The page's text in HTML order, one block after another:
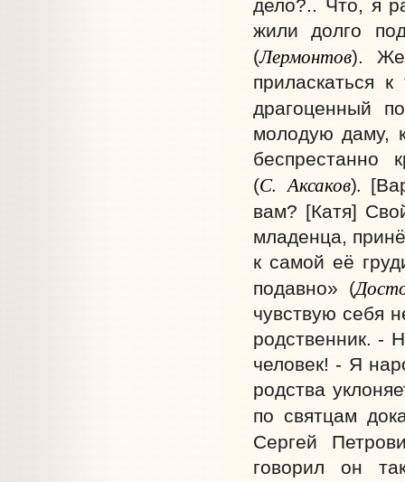
дело?.. Что, я
жили долго
(Лермонтов).
приласкаться
драгоценный
молодую даму,
беспрестанно
(С. Аксаков).
вам? [Катя]
младенца,
к самой её
подавно» (
чувствую себя
родственник. -
человек! - Я
родства
по святцам
Сергей
говорил он